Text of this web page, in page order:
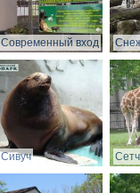
Современный вход
Сивуч